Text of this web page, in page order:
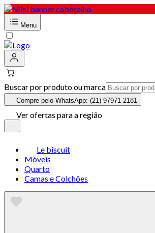
Menu
Buscar por produto ou marca
Compre pelo WhatsApp: (21) 97971-2181
Ver ofertas para a região
Le biscuit
Móveis
Quarto
Camas e Colchões